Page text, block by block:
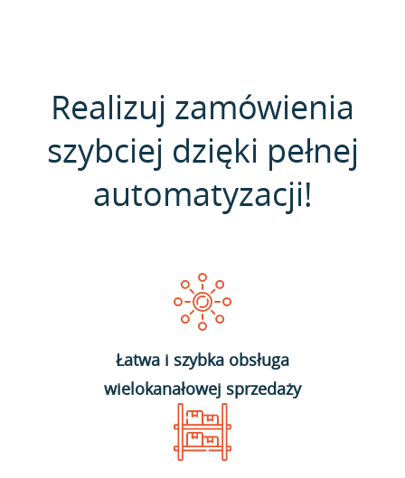
Realizuj zamówienia
szybciej dzięki pełnej
automatyzacji!
Łatwa i szybka obsługa
wielokanałowej sprzedaży